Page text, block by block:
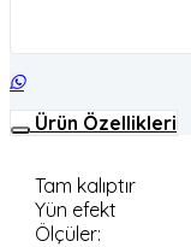
Ürün Özellikleri
Tam kalıptır
Yün efekt
Ölçüler: